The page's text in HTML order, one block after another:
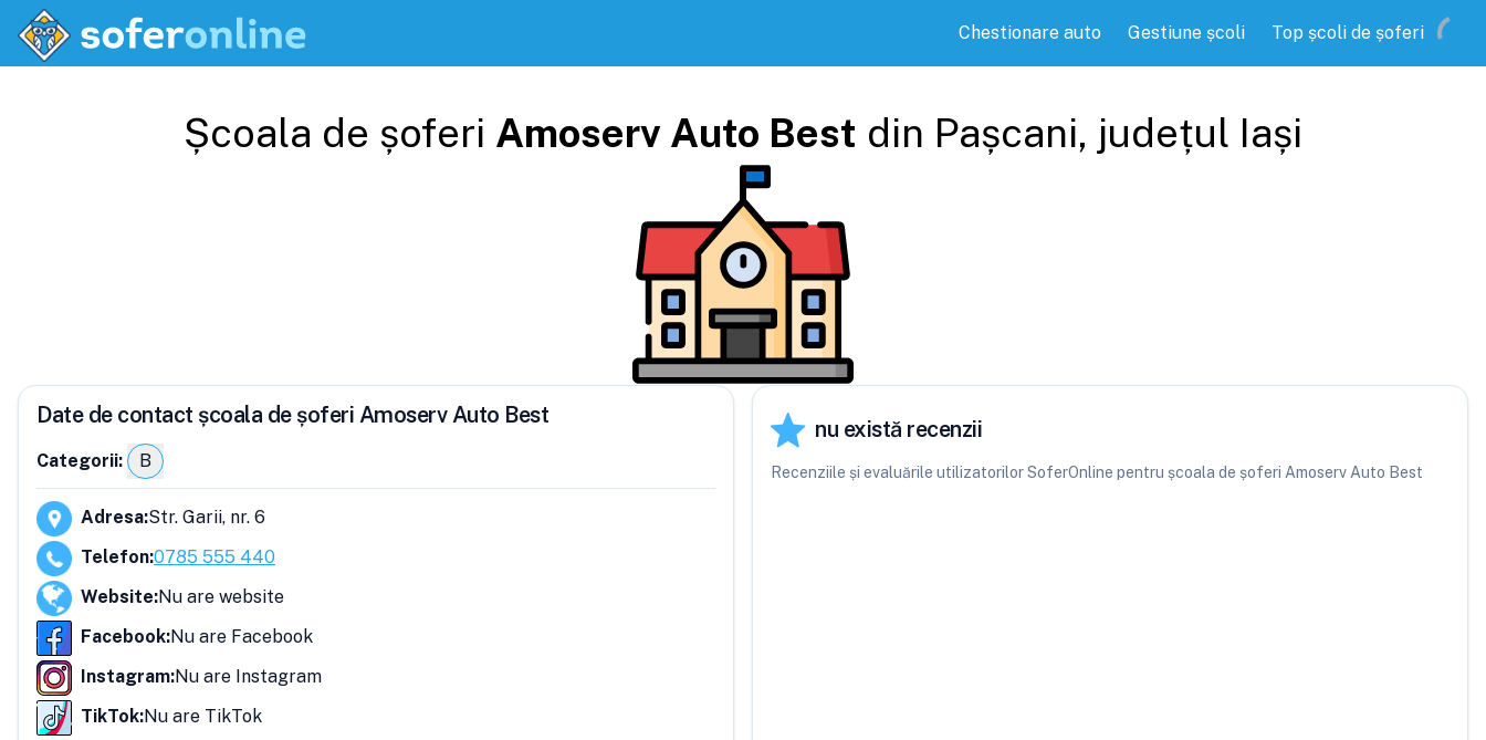
Chestionare auto Gestiune școli Top școli de șoferi
Școala de șoferi Amoserv Auto Best din Pașcani, județul Iași
Date de contact școala de șoferi Amoserv Auto Best
Categorii: B
Adresa:Str. Garii, nr. 6
Telefon:0785 555 440
Website:Nu are website
Facebook:Nu are Facebook
Instagram:Nu are Instagram
TikTok:Nu are TikTok
nu există recenzii
Recenziile și evaluările utilizatorilor SoferOnline pentru școala de șoferi Amoserv Auto Best